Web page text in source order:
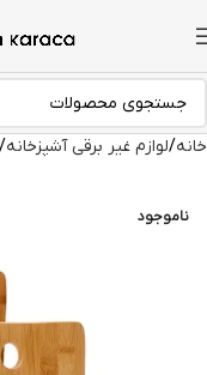
خانه لوازم غیر برقی آشپزخانه
ناموجود